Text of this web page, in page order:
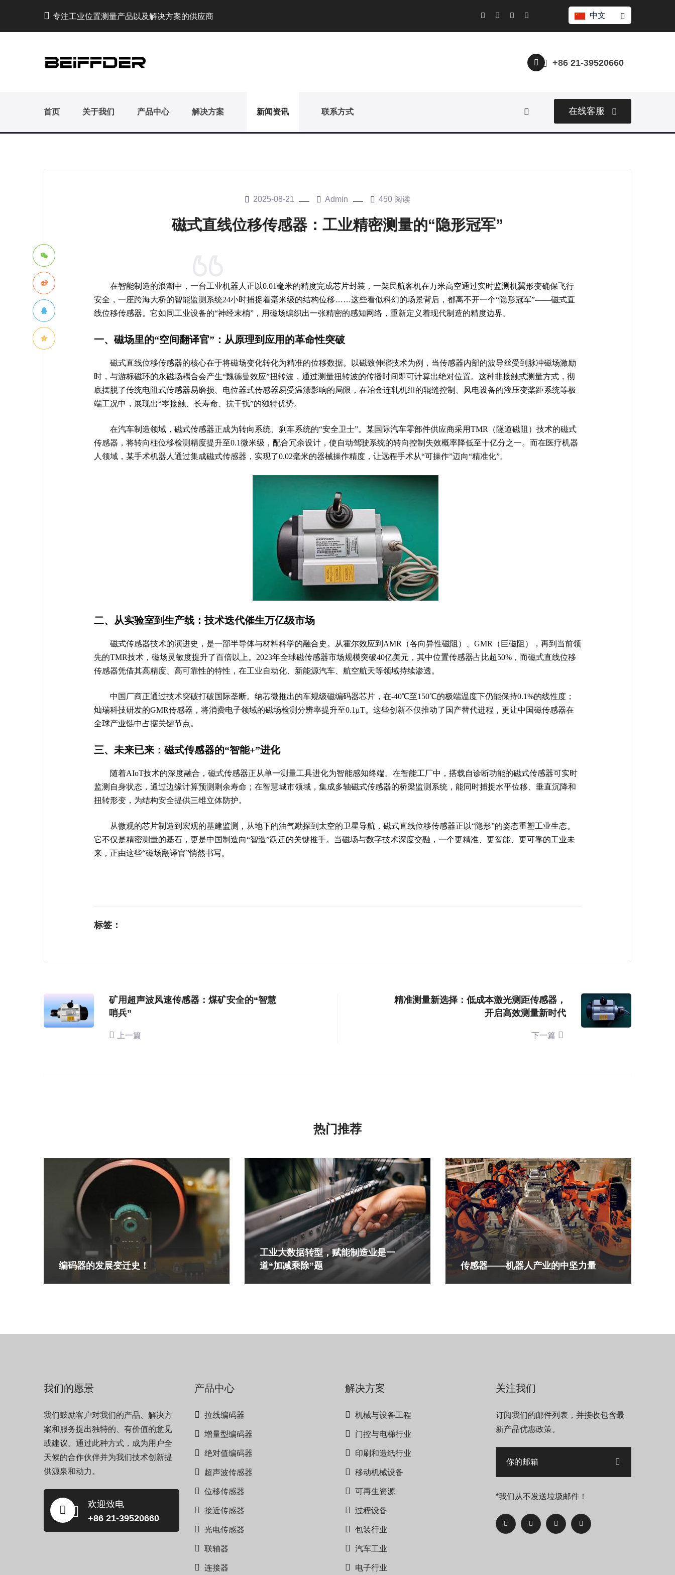
专注工业位置测量产品以及解决方案的供应商 中文
+86 21-39520660
首页 关于我们 产品中心 解决方案 新闻资讯 联系方式 在线客服
2025-08-21 Admin 450 阅读
磁式直线位移传感器：工业精密测量的“隐形冠军”
在智能制造的浪潮中，一台工业机器人正以0.01毫米的精度完成芯片封装，一架民航客机在万米高空通过实时监测机翼形变确保飞行
安全，一座跨海大桥的智能监测系统24小时捕捉着毫米级的结构位移……这些看似科幻的场景背后，都离不开一个“隐形冠军”——磁式直
线位移传感器。它如同工业设备的“神经末梢”，用磁场编织出一张精密的感知网络，重新定义着现代制造的精度边界。
一、磁场里的“空间翻译官”：从原理到应用的革命性突破
磁式直线位移传感器的核心在于将磁场变化转化为精准的位移数据。以磁致伸缩技术为例，当传感器内部的波导丝受到脉冲磁场激励
时，与游标磁环的永磁场耦合会产生“魏德曼效应”扭转波，通过测量扭转波的传播时间即可计算出绝对位置。这种非接触式测量方式，彻
底摆脱了传统电阻式传感器易磨损、电位器式传感器易受温漂影响的局限，在冶金连轧机组的辊缝控制、风电设备的液压变桨距系统等极
端工况中，展现出“零接触、长寿命、抗干扰”的独特优势。
在汽车制造领域，磁式传感器正成为转向系统、刹车系统的“安全卫士”。某国际汽车零部件供应商采用TMR（隧道磁阻）技术的磁式
传感器，将转向柱位移检测精度提升至0.1微米级，配合冗余设计，使自动驾驶系统的转向控制失效概率降低至十亿分之一。而在医疗机器
人领域，某手术机器人通过集成磁式传感器，实现了0.02毫米的器械操作精度，让远程手术从“可操作”迈向“精准化”。
二、从实验室到生产线：技术迭代催生万亿级市场
磁式传感器技术的演进史，是一部半导体与材料科学的融合史。从霍尔效应到AMR（各向异性磁阻）、GMR（巨磁阻），再到当前领
先的TMR技术，磁场灵敏度提升了百倍以上。2023年全球磁传感器市场规模突破40亿美元，其中位置传感器占比超50%，而磁式直线位移
传感器凭借其高精度、高可靠性的特性，在工业自动化、新能源汽车、航空航天等领域持续渗透。
中国厂商正通过技术突破打破国际垄断。纳芯微推出的车规级磁编码器芯片，在-40℃至150℃的极端温度下仍能保持0.1%的线性度；
灿瑞科技研发的GMR传感器，将消费电子领域的磁场检测分辨率提升至0.1μT。这些创新不仅推动了国产替代进程，更让中国磁传感器在
全球产业链中占据关键节点。
三、未来已来：磁式传感器的“智能+”进化
随着AIoT技术的深度融合，磁式传感器正从单一测量工具进化为智能感知终端。在智能工厂中，搭载自诊断功能的磁式传感器可实时
监测自身状态，通过边缘计算预测剩余寿命；在智慧城市领域，集成多轴磁式传感器的桥梁监测系统，能同时捕捉水平位移、垂直沉降和
扭转形变，为结构安全提供三维立体防护。
从微观的芯片制造到宏观的基建监测，从地下的油气勘探到太空的卫星导航，磁式直线位移传感器正以“隐形”的姿态重塑工业生态。
它不仅是精密测量的基石，更是中国制造向“智造”跃迁的关键推手。当磁场与数字技术深度交融，一个更精准、更智能、更可靠的工业未
来，正由这些“磁场翻译官”悄然书写。
标签：
矿用超声波风速传感器：煤矿安全的“智慧
哨兵”
上一篇
精准测量新选择：低成本激光测距传感器，
开启高效测量新时代
下一篇
热门推荐
编码器的发展变迁史！
工业大数据转型，赋能制造业是一
道“加减乘除”题
传感器——机器人产业的中坚力量
我们的愿景
我们鼓励客户对我们的产品、解决方
案和服务提出独特的、有价值的意见
或建议。通过此种方式，成为用户全
天候的合作伙伴并为我们技术创新提
供源泉和动力。
欢迎致电
+86 21-39520660
产品中心
拉线编码器
增量型编码器
绝对值编码器
超声波传感器
位移传感器
接近传感器
光电传感器
联轴器
连接器
解决方案
机械与设备工程
门控与电梯行业
印刷和造纸行业
移动机械设备
可再生资源
过程设备
包装行业
汽车工业
电子行业
关注我们
订阅我们的邮件列表，并接收包含最
新产品优惠政策。
*我们从不发送垃圾邮件！